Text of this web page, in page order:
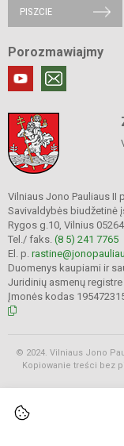
PISZCIE
Porozmawiajmy
Vilniaus Jono Pauliaus II
Savivaldybės biudžetinė
Rygos g.10, Vilnius 05264
Tel./ faks. (8 5) 241 7765
El. p.
Duomenys kaupiami ir
Juridinių asmenų registre
Įmonės kodas
© 2024. Vilniaus Jono
Kopiowanie treści bez